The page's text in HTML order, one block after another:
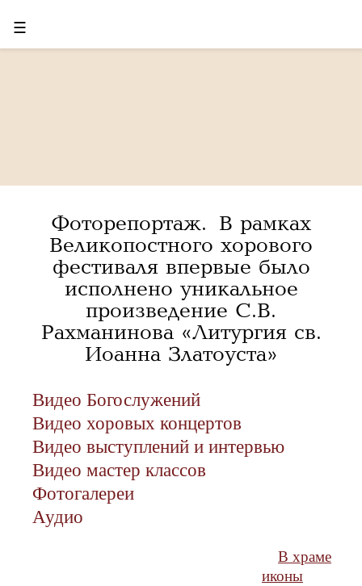
☰
Фоторепортаж. В рамках
Великопостного хорового
фестиваля впервые было
исполнено уникальное
произведение С.В.
Рахманинова «Литургия св.
Иоанна Златоуста»
Видео Богослужений
Видео хоровых концертов
Видео выступлений и интервью
Видео мастер классов
Фотогалереи
Аудио
В храме
иконы